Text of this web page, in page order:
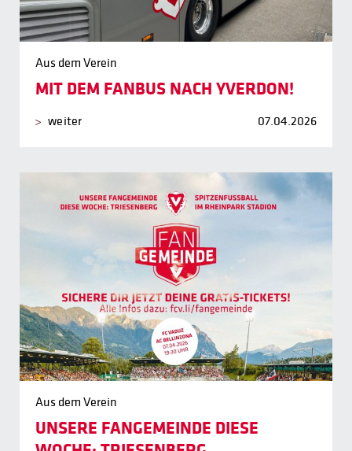
Aus dem Verein
MIT DEM FANBUS NACH YVERDON!
weiter 07.04.2026
Aus dem Verein
UNSERE FANGEMEINDE DIESE